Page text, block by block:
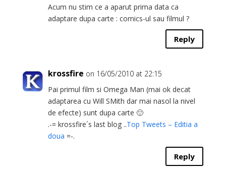
Acum nu stim ce a aparut prima data ca
adaptare dupa carte : comics-ul sau filmul ?
Reply
krossfire on 16/05/2010 at 22:15
Pai primul film si Omega Man (mai ok decat
adaptarea cu Will SMith dar mai nasol la nivel
de efecte) sunt dupa carte 🙂
.-= krossfire´s last blog ..Top Tweets – Editia a
doua =-.
Reply